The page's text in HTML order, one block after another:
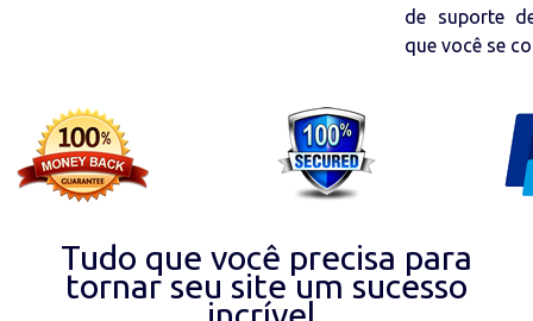
de suporte
que você se
Tudo que você precisa para
tornar seu site um sucesso